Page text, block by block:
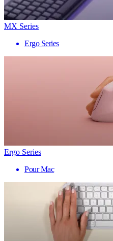
MX Series
Ergo Series
Ergo Series
Pour Mac